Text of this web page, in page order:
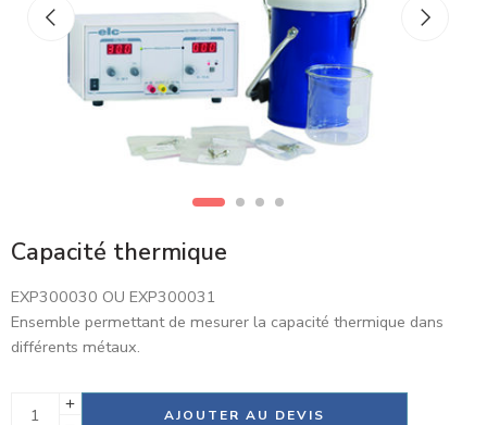
Capacité thermique
EXP300030 OU EXP300031
Ensemble permettant de mesurer la capacité thermique dans
différents métaux.
AJOUTER AU DEVIS
Alternative: